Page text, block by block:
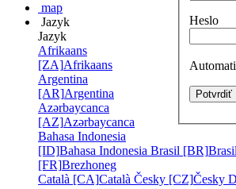
Heslo
map
Jazyk
Jazyk
Afrikaans
[ZA]Afrikaans
Argentina
[AR]Argentina
Azərbaycanca
[AZ]Azərbaycanca
Bahasa Indonesia
[ID]Bahasa Indonesia Brasil [BR]Brasil
[FR]Brezhoneg
Català [CA]Català Česky [CZ]Česky